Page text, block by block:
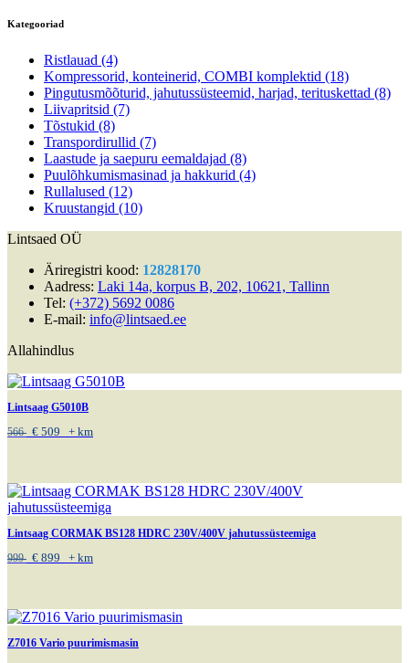
Kategooriad
Ristlauad (4)
Kompressorid, konteinerid, COMBI komplektid (18)
Pingutusmõõturid, jahutussüsteemid, harjad, terituskettad (8)
Liivapritsid (7)
Tõstukid (8)
Transpordirullid (7)
Laastude ja saepuru eemaldajad (8)
Puulõhkumismasinad ja hakkurid (4)
Rullalused (12)
Kruustangid (10)
Lintsaed OÜ
Äriregistri kood: 12828170
Aadress: Laki 14a, korpus B, 202, 10621, Tallinn
Tel: (+372) 5692 0086
E-mail: info@lintsaed.ee
Allahindlus
Lintsaag G5010B
566 € 509 + km
Lintsaag CORMAK BS128 HDRC 230V/400V jahutussüsteemiga
999 € 899 + km
Z7016 Vario puurimismasin